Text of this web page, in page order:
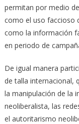
permitan por medio
como el uso faccioso
como la información
en periodo de
De igual manera
de talla internacional,
la manipulación de la
neoliberalista, las
el autoritarismo